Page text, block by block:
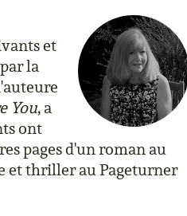
et
la
You, a
ont
pages d'un roman au
et thriller au Pageturner